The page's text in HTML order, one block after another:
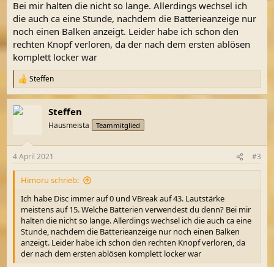
Bei mir halten die nicht so lange. Allerdings wechsel ich
die auch ca eine Stunde, nachdem die Batterieanzeige nur
noch einen Balken anzeigt. Leider habe ich schon den
rechten Knopf verloren, da der nach dem ersten ablösen
komplett locker war
R
e
a
k
e
n
Steffen
Steffen
Hausmeista Teammitglied
4 April 2021 #3
Himoru schrieb:
Ich habe Disc immer auf 0 und VBreak auf 43. Lautstärke
meistens auf 15. Welche Batterien verwendest du denn? Bei mir
halten die nicht so lange. Allerdings wechsel ich die auch ca eine
Stunde, nachdem die Batterieanzeige nur noch einen Balken
anzeigt. Leider habe ich schon den rechten Knopf verloren, da
der nach dem ersten ablösen komplett locker war